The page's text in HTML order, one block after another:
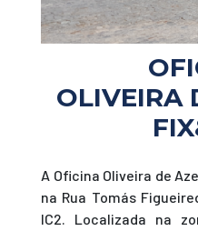
OLIVEIRA
A Oficina Oliveira de
na Rua Tomás
IC2. Localizada na